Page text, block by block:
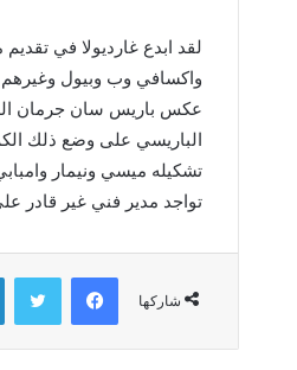
لقد ابدع غارديولا في تقديم
واكسافي وب وبيول وغيرهم
عكس باريس سان جرمان
الباريسي على وضع ذلك
تشكيله ميسي ونيمار
تواجد مدير فني غير قادر
شاركها
فيسبوك تويتر